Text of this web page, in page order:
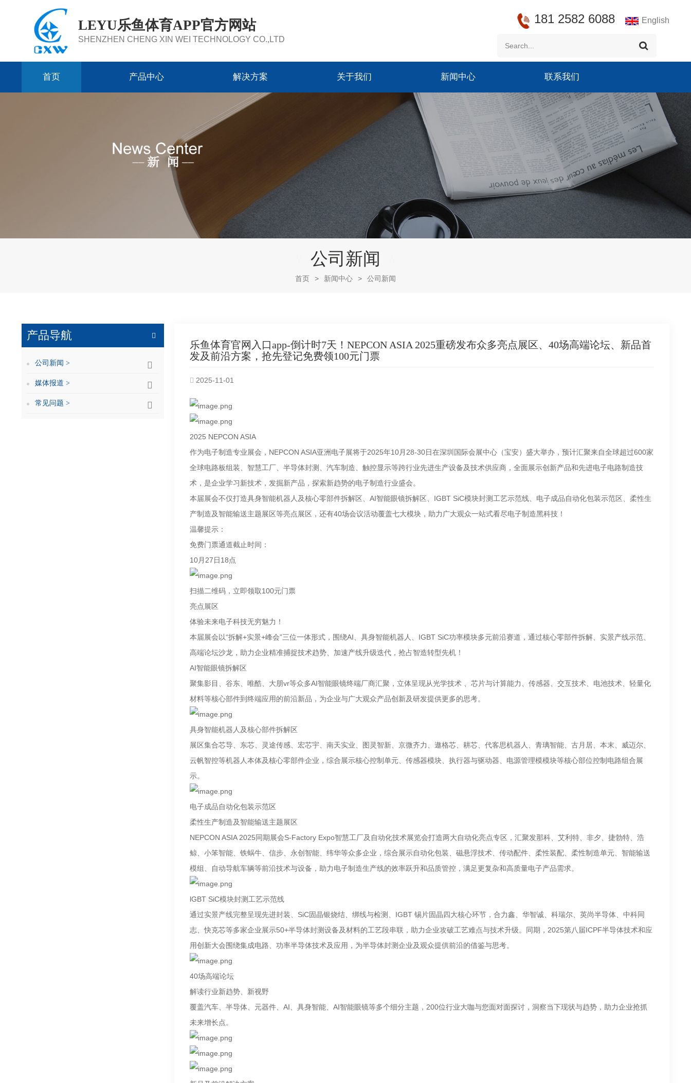
LEYU乐鱼体育APP官方网站
SHENZHEN CHENG XIN WEI TECHNOLOGY CO.,LTD
181 2582 6088 English
首页 产品中心 解决方案 关于我们 新闻中心 联系我们
公司新闻
首页 > 新闻中心 > 公司新闻
产品导航
公司新闻 >
媒体报道 >
常见问题 >
乐鱼体育官网入口app-倒计时7天！NEPCON ASIA 2025重磅发布众多亮点展区、40场高端论坛、新品首
发及前沿方案，抢先登记免费领100元门票
2025-11-01
2025 NEPCON ASIA
作为电子制造专业展会，NEPCON ASIA亚洲电子展将于2025年10月28-30日在深圳国际会展中心（宝安）盛大举办，预计汇聚来自全球超过600家
全球电路板组装、智慧工厂、半导体封测、汽车制造、触控显示等跨行业先进生产设备及技术供应商，全面展示创新产品和先进电子电路制造技
术，是企业学习新技术，发掘新产品，探索新趋势的电子制造行业盛会。
本届展会不仅打造具身智能机器人及核心零部件拆解区、AI智能眼镜拆解区、IGBT SiC模块封测工艺示范线、电子成品自动化包装示范区、柔性生
产制造及智能输送主题展区等亮点展区，还有40场会议活动覆盖七大模块，助力广大观众一站式看尽电子制造黑科技！
温馨提示：
免费门票通道截止时间：
10月27日18点
扫描二维码，立即领取100元门票
亮点展区
体验未来电子科技无穷魅力！
本届展会以“拆解+实景+峰会”三位一体形式，围绕AI、具身智能机器人、IGBT SiC功率模块多元前沿赛道，通过核心零部件拆解、实景产线示范、
高端论坛沙龙，助力企业精准捕捉技术趋势、加速产线升级迭代，抢占智造转型先机！
AI智能眼镜拆解区
聚集影目、谷东、唯酷、大朋vr等众多AI智能眼镜终端厂商汇聚，立体呈现从光学技术 、芯片与计算能力、传感器、交互技术、电池技术、轻量化
材料等核心部件到终端应用的前沿新品，为企业与广大观众产品创新及研发提供更多的思考。
具身智能机器人及核心部件拆解区
展区集合芯导、东芯、灵途传感、宏芯宇、南天实业、图灵智新、京微齐力、遨格芯、耕芯、代客思机器人、青璃智能、古月居、本末、威迈尔、
云帆智控等机器人本体及核心零部件企业，综合展示核心控制单元、传感器模块、执行器与驱动器、电源管理模模块等核心部位控制电路组合展
示。
电子成品自动化包装示范区
柔性生产制造及智能输送主题展区
NEPCON ASIA 2025同期展会S-Factory Expo智慧工厂及自动化技术展览会打造两大自动化亮点专区，汇聚发那科、艾利特、非夕、捷勃特、浩
鲸、小笨智能、铁蜗牛、信步、永创智能、纬华等众多企业，综合展示自动化包装、磁悬浮技术、传动配件、柔性装配、柔性制造单元、智能输送
模组、自动导航车辆等前沿技术与设备，助力电子制造生产线的效率跃升和品质管控，满足更复杂和高质量电子产品需求。
lGBT SiC模块封测工艺示范线
通过实景产线完整呈现先进封装、SiC固晶银烧结、绑线与检测、IGBT 锡片固晶四大核心环节，合力鑫、华智诚、科瑞尔、英尚半导体、中科同
志、快克芯等多家企业展示50+半导体封测设备及材料的工艺段串联，助力企业攻破工艺难点与技术升级。同期，2025第八届ICPF半导体技术和应
用创新大会围绕集成电路、功率半导体技术及应用，为半导体封测企业及观众提供前沿的借鉴与思考。
40场高端论坛
解读行业新趋势、新视野
覆盖汽车、半导体、元器件、AI、具身智能、AI智能眼镜等多个细分主题，200位行业大咖与您面对面探讨，洞察当下现状与趋势，助力企业抢抓
未来增长点。